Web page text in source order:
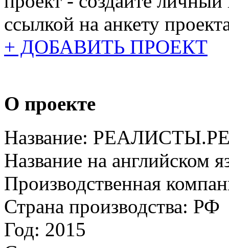
ссылкой на анкету
+ ДОБАВИТЬ ПРОЕКТ
О проекте
Название:
Название на английском
Производственная
Страна производства: РФ
Год: 2015